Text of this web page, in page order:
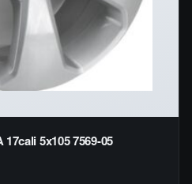
5x105 7569-05